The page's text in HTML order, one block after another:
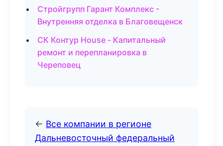
Стройгрупп Гарант Комплекс -
Внутренняя отделка в Благовещенск
СК Контур House - Капитальный
ремонт и перепланировка в
Череповец
← Все компании в регионе
Дальневосточный федеральный